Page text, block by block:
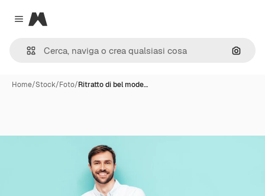
Close menu
Magnific
Cerca
Home/Stock/Foto/Ritratto di bel mode…